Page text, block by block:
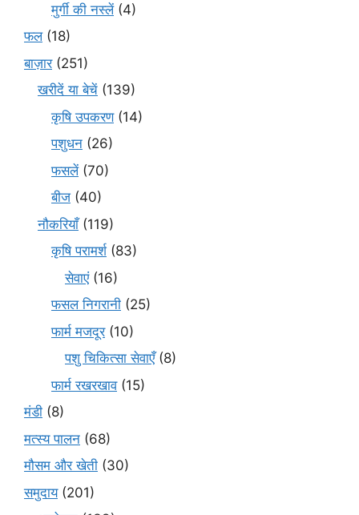
मुर्गी की नस्लें(4)
फल(18)
बाज़ार(251)
खरीदें या बेचें (139)
कृषि उपकरण(14)
पशुधन (26)
फसलें(70)
बीज (40)
नौकरियाँ(119)
कृषि परामर्श(83)
सेवाएं(16)
फसल निगरानी (25)
फार्म मजदूर(10)
पशु चिकित्सा सेवाएँ(8)
फार्म रखरखाव(15)
मंडी (8)
मत्स्य पालन (68)
मौसम और खेती (30)
समुदाय(201)